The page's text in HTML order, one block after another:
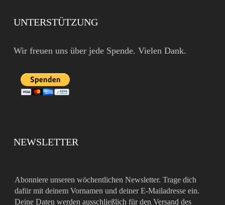
UNTERSTÜTZUNG
Wir freuen uns über jede Spende. Vielen Dank.
NEWSLETTER
Abonniere unseren wöchentlichen Newsletter. Trage dich
dafür mit deinem Vornamen und deiner E-Mailadresse ein.
Deine Daten werden ausschließlich für den Versand des